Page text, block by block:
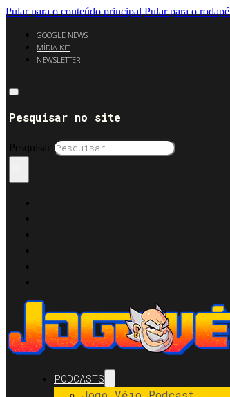
Pular para o conteúdo principal Pular para o rodapé
GOOGLE NEWS
MÍDIA KIT
NEWSLETTER
Pesquisar no site
Pesquisar
PODCASTS